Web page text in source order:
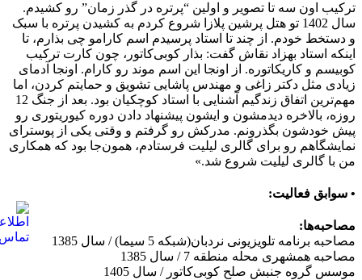
ترکیب اون سه تا تصویر و اولین “پرتره در گذر زمان” رو کشیدم.
سال 1402 تو هتل پرشین پلازا شروع کردم به کشیدن پرتره با سبک
و دستخط خودم. از چند تا استاد پرسیدم اسم کارامو چی بذارم، تا
اینکه استاد بهزاد نقاش گفت: بذار کوبی‌کاتور، چون کارت ترکیب
کوبیسم و کاریکاتوره. از اونجا این اسم موند رو کارام. اونجا آدمای
زیادی مثل دکتر زاغی و مهندس پاشایی تشویق و حمایتم کردن، اما
مهم‌ترین اتفاق زندگیم آشنایی با استاد کوچکیان بود. بعد از جنگ 12
روزه، بالاخره دیدمشون و ایشون پیشنهاد دادن دوره کیوریتوری رو
پیش خودشون بگذرونم. مدرکش رو گرفتم و وقتی یکی از پوسترای
نمایشگاهم رو برای گالری لیلیت فرستادم، همون‌جا بود که همکاری
من با گالری لیلیت شروع شد.»
• سوابق فعالیت:
مصاحبه‌ها:
مصاحبه برنامه تلویزیونی نردبان(شبکه 5 سیما) / سال 1385
مصاحبه همشهری محله منطقه 7 / سال 1385
موسس گروه جنبش صلح کوبی‌کاتور / سال 1405